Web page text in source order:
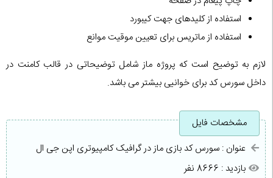
استفاده از کلیدهای جهت کیبورد
استفاده از ماتریس برای تعیین موقیت موانع
لازم به توضیح است که پروژه ماز شامل توضیحاتی در قالب کامنت در
داخل سورس کد برای خوانیی بیشتر می باشد.
مشخصات فایل
عنوان : سورس کد بازی ماز در گرافیک کامپیوتری اپن جی ال
بازدید : 8666 نفر